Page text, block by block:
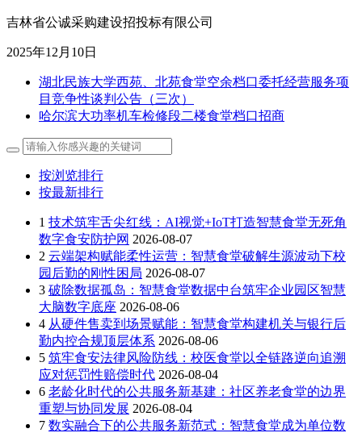
吉林省公诚采购建设招投标有限公司
2025年12月10日
湖北民族大学西苑、北苑食堂空余档口委托经营服务项
目竞争性谈判公告（三次）
哈尔滨大功率机车检修段二楼食堂档口招商
按浏览排行
按最新排行
1 技术筑牢舌尖红线：AI视觉+IoT打造智慧食堂无死角
数字食安防护网 2026-08-07
2 云端架构赋能柔性运营：智慧食堂破解生源波动下校
园后勤的刚性困局 2026-08-07
3 破除数据孤岛：智慧食堂数据中台筑牢企业园区智慧
大脑数字底座 2026-08-06
4 从硬件售卖到场景赋能：智慧食堂构建机关与银行后
勤内控合规顶层体系 2026-08-06
5 筑牢食安法律风险防线：校医食堂以全链路逆向追溯
应对惩罚性赔偿时代 2026-08-04
6 老龄化时代的公共服务新基建：社区养老食堂的边界
重塑与协同发展 2026-08-04
7 数实融合下的公共服务新范式：智慧食堂成为单位数